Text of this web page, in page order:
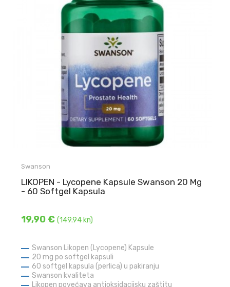
Swanson
LIKOPEN - Lycopene Kapsule Swanson 20 Mg
- 60 Softgel Kapsula
19,90 €(149.94 kn)
Swanson Likopen (Lycopene) Kapsule
20 mg po softgel kapsuli
60 softgel kapsula (perlica) u pakiranju
Swanson kvaliteta
Likopen povećava antioksidacijsku zaštitu